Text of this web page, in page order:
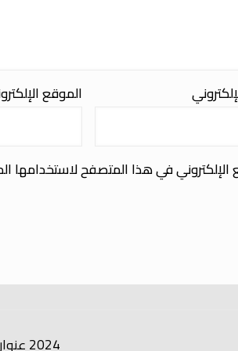
الموقع
في هذا المتصفح لاستخدامها
2024 عنوان.انفو